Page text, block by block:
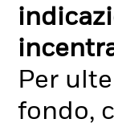
Per
fondo,